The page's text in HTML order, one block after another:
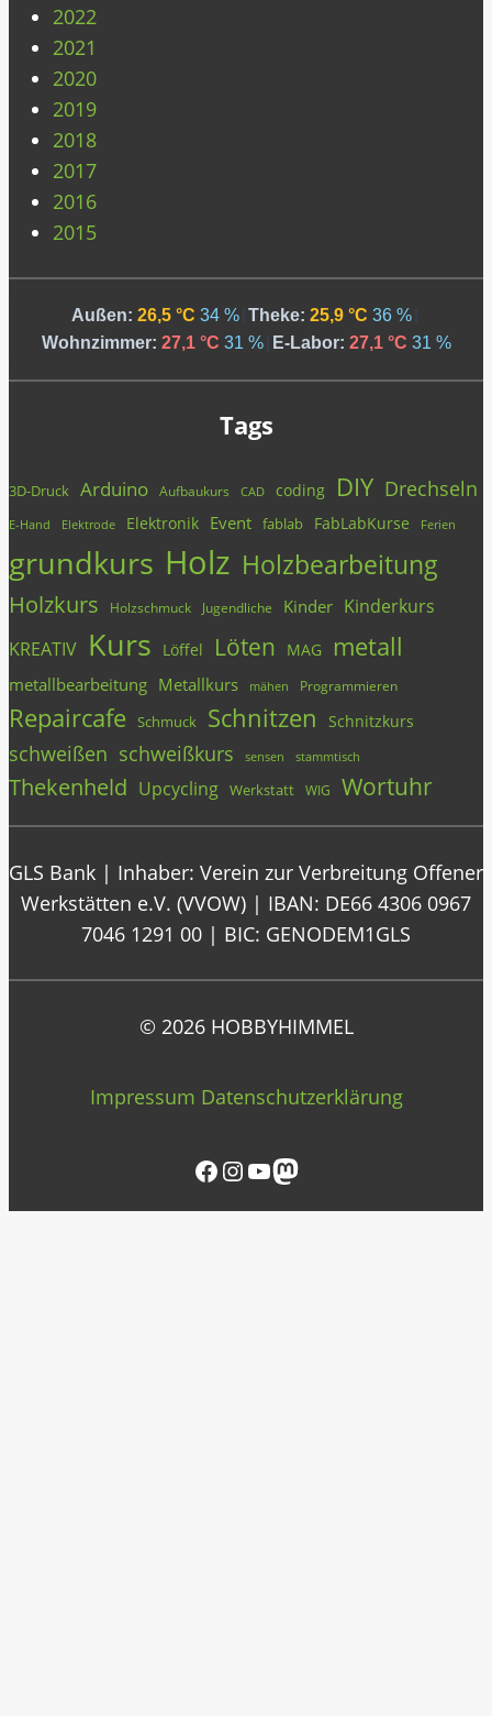
2022
2021
2020
2019
2018
2017
2016
2015
Außen: 26,5 °C 34 % Theke: 25,9 °C 36 %
Wohnzimmer: 27,1 °C 31 % E-Labor: 27,1 °C 31 %
Tags
3D-Druck Arduino Aufbaukurs CAD coding DIY Drechseln
E-Hand Elektrode Elektronik Event fablab FabLabKurse Ferien
grundkurs Holz Holzbearbeitung
Holzkurs Holzschmuck Jugendliche Kinder Kinderkurs
KREATIV Kurs Löffel Löten MAG metall
metallbearbeitung Metallkurs mähen Programmieren
Repaircafe Schmuck Schnitzen Schnitzkurs
schweißen schweißkurs sensen stammtisch
Thekenheld Upcycling Werkstatt WIG Wortuhr
GLS Bank | Inhaber: Verein zur Verbreitung Offener
Werkstätten e.V. (VVOW) | IBAN: DE66 4306 0967
7046 1291 00 | BIC: GENODEM1GLS
© 2026 HOBBYHIMMEL
Impressum Datenschutzerklärung
Facebook InstagramYouTube Mastodon